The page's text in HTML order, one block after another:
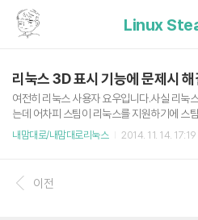
Linux
리눅스 3D 표시 기능에 문제시 해
여전히 리눅스 사용자 요우입니다.사실 리눅
는데 어차피 스팀이 리눅스를 지원하기에 스
니다. 3D 표현이 망했어요. (현재 리눅스에
임' 그룹에 도움을 요청했습니다. 여기서 얻
픽 카드 드라이버 설치.제 노트북은 Intel 그
내맘대로/내맘대로리눅스 2014. 11. 14. 17:19
이전